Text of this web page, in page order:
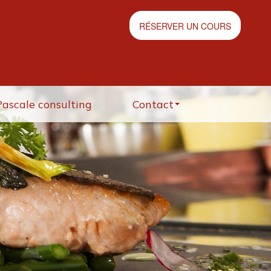
RÉSERVER UN COURS
consulting Contact